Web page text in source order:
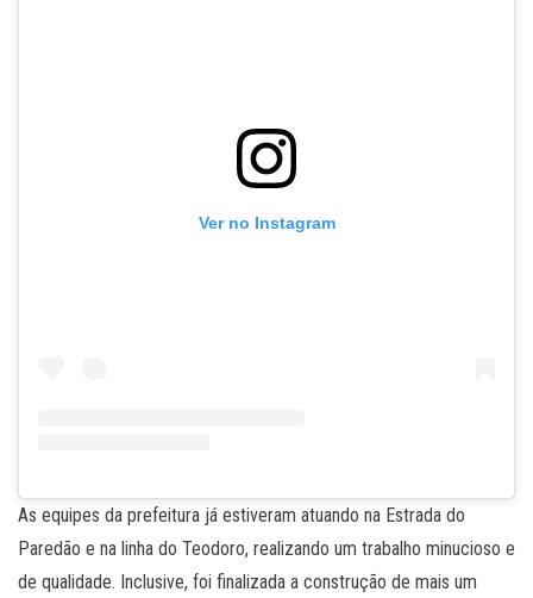
Ver no Instagram
As equipes da prefeitura já estiveram atuando na Estrada do
Paredão e na linha do Teodoro, realizando um trabalho minucioso e
de qualidade. Inclusive, foi finalizada a construção de mais um